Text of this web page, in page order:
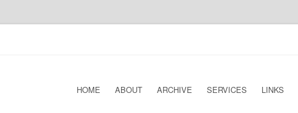
HOME ABOUT ARCHIVE SERVICES LINKS